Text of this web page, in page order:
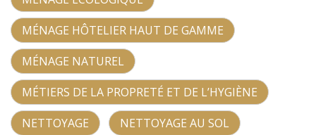
MÉNAGE HÔTELIER HAUT DE GAMME
MÉNAGE NATUREL
MÉTIERS DE LA PROPRETÉ ET DE L’HYGIÈNE
NETTOYAGE
NETTOYAGE AU SOL